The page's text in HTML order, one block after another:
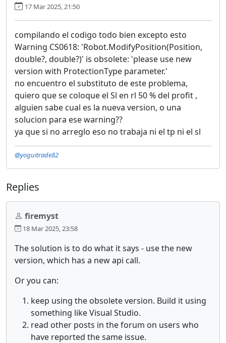
17 Mar 2025, 21:50
compilando el codigo todo bien excepto esto
Warning CS0618: 'Robot.ModifyPosition(Position,
double?, double?)' is obsolete: 'please use new
version with ProtectionType parameter.'
no encuentro el substituto de este problema,
quiero que se coloque el Sl en rl 50 % del profit ,
alguien sabe cual es la nueva version, o una
solucion para ese warning??
ya que si no arreglo eso no trabaja ni el tp ni el sl
@yoguitrade82
Replies
firemyst
18 Mar 2025, 23:58
The solution is to do what it says - use the new
version, which has a new api call.
Or you can:
keep using the obsolete version. Build it using
something like Visual Studio.
read other posts in the forum on users who
have reported the same issue.